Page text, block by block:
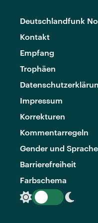
Deutschlandfunk
Kontakt
Empfang
Trophäen
Impressum
Korrekturen
Kommentarregeln
Gender und Sprache
Barrierefreiheit
Farbschema